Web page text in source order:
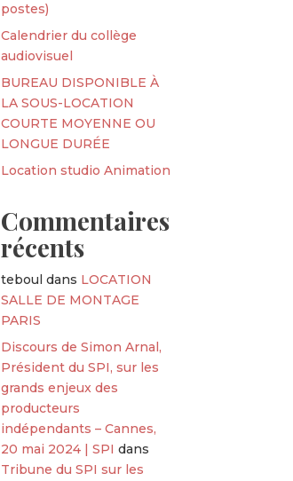
postes)
Calendrier du collège
audiovisuel
BUREAU DISPONIBLE À
LA SOUS-LOCATION
COURTE MOYENNE OU
LONGUE DURÉE
Location studio Animation
Commentaires
récents
teboul dans LOCATION
SALLE DE MONTAGE
PARIS
Discours de Simon Arnal,
Président du SPI, sur les
grands enjeux des
producteurs
indépendants – Cannes,
20 mai 2024 | SPI dans
Tribune du SPI sur les